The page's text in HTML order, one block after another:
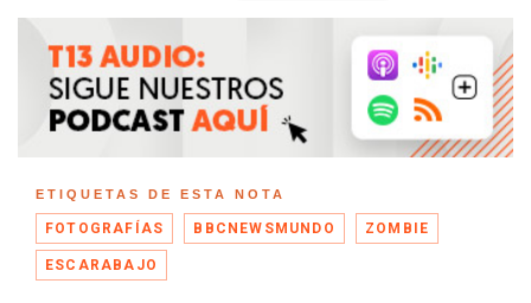
ETIQUETAS DE ESTA NOTA
FOTOGRAFÍAS BBCNEWSMUNDO ZOMBIE
ESCARABAJO